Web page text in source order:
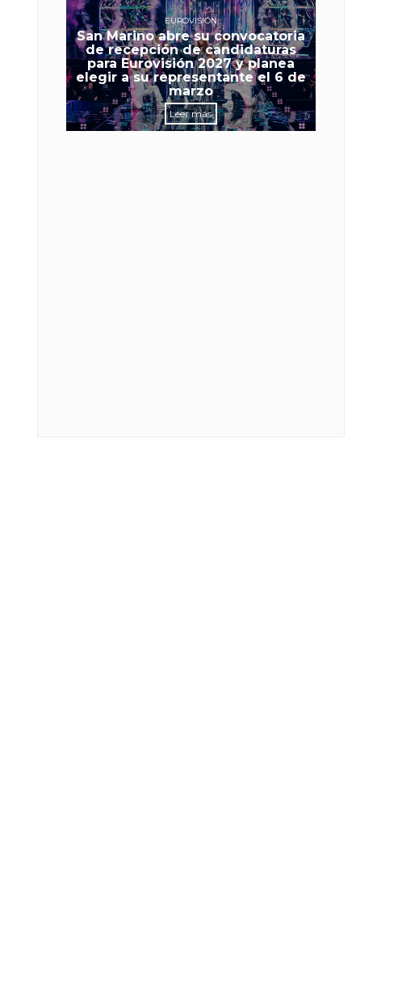
EUROVISIÓN
San Marino abre su convocatoria
de recepción de candidaturas
para Eurovisión 2027 y planea
elegir a su representante el 6 de
marzo
Leer más